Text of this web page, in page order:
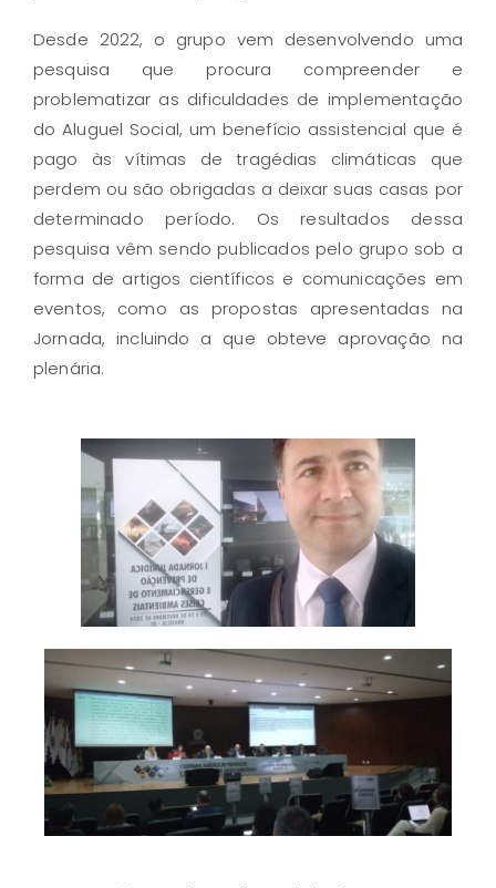
Desde 2022, o grupo vem desenvolvendo uma
pesquisa que procura compreender e
problematizar as dificuldades de implementação
do Aluguel Social, um benefício assistencial que é
pago às vítimas de tragédias climáticas que
perdem ou são obrigadas a deixar suas casas por
determinado período. Os resultados dessa
pesquisa vêm sendo publicados pelo grupo sob a
forma de artigos científicos e comunicações em
eventos, como as propostas apresentadas na
Jornada, incluindo a que obteve aprovação na
plenária.